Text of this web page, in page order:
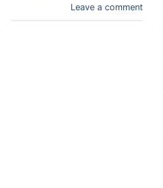
Leave a comment